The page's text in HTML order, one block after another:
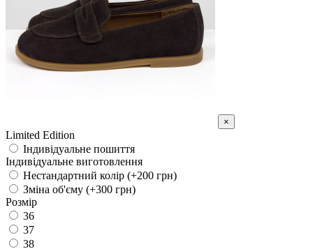
×
Limited Edition
Індивідуальне пошиття
Індивідуальне виготовлення
Нестандартний колір (+200 грн)
Зміна об'єму (+300 грн)
Розмір
36
37
38